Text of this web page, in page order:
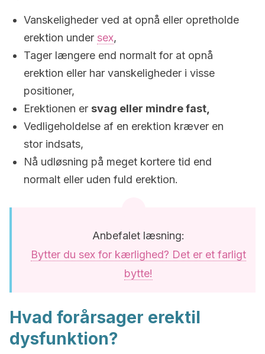
Vanskeligheder ved at opnå eller opretholde
erektion under sex,
Tager længere end normalt for at opnå
erektion eller har vanskeligheder i visse
positioner,
Erektionen er svag eller mindre fast,
Vedligeholdelse af en erektion kræver en
stor indsats,
Nå udløsning på meget kortere tid end
normalt eller uden fuld erektion.
Anbefalet læsning:
Bytter du sex for kærlighed? Det er et farligt
bytte!
Hvad forårsager erektil
dysfunktion?